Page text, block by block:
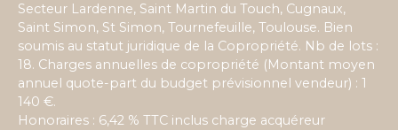
Secteur Lardenne, Saint Martin du Touch, Cugnaux,
Saint Simon, St Simon, Tournefeuille, Toulouse. Bien
soumis au statut juridique de la Copropriété. Nb de lots :
18. Charges annuelles de copropriété (Montant moyen
annuel quote-part du budget prévisionnel vendeur) : 1
140 €.
Honoraires : 6,42 % TTC inclus charge acquéreur